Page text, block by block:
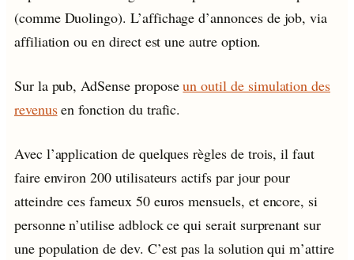
(comme Duolingo). L’affichage d’annonces de job, via
affiliation ou en direct est une autre option.
Sur la pub, AdSense proposeun outil de simulation des
revenusen fonction du trafic.
Avec l’application de quelques règles de trois, il faut
faire environ 200 utilisateurs actifs par jour pour
atteindre ces fameux 50 euros mensuels, et encore, si
personne n’utilise adblock ce qui serait surprenant sur
une population de dev. C’est pas la solution qui m’attire